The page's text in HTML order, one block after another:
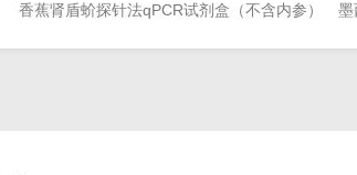
香蕉肾盾蚧探针法qPCR试剂盒（不含内参） 墨